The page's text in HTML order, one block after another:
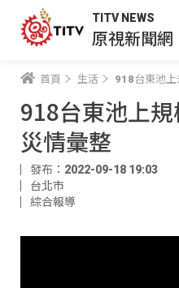
TITV NEWS
原視新聞網
首頁 生活 918台東池
918台東池上
災情彙整
發布：2022-09-18 19:03
台北市
綜合報導